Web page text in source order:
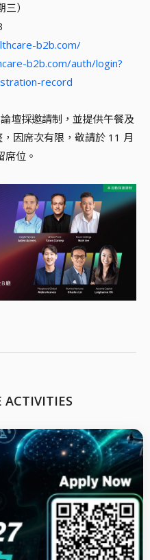
）
b2b.com/
b2b.com/auth/login?
record
壇採邀請制，並提供午餐及
因席次有限，敬請於 11 月
位。
ACTIVITIES